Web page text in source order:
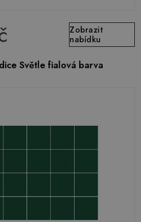
Zobrazit
nabídku
Světle fialová barva